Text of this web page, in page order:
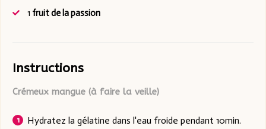
1 fruit de la passion
Instructions
Crémeux mangue (à faire la veille)
Hydratez la gélatine dans l'eau froide pendant 10min.